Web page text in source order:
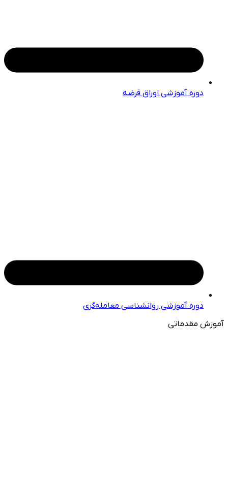
دوره آموزشی اوراق قرضه
دوره آموزشی روانشناسی معامله‌گری
آموزش مقدماتی